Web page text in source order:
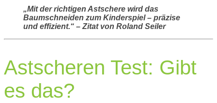
„Mit der richtigen Astschere wird das
Baumschneiden zum Kinderspiel – präzise
und effizient.“ – Zitat von Roland Seiler
Astscheren Test: Gibt
es das?